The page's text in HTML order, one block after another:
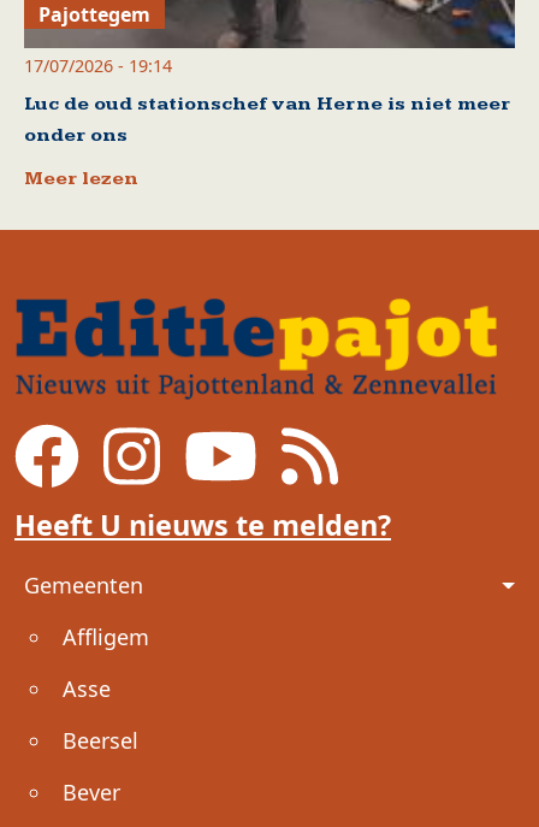
Pajottegem
17/07/2026 - 19:14
Luc de oud stationschef van Herne is niet meer
onder ons
Meer lezen
Heeft U nieuws te melden?
Voet
Gemeenten
Affligem
Asse
Beersel
Bever